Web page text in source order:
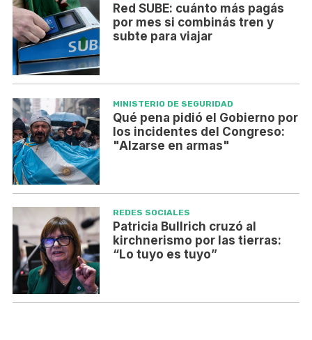
Red SUBE: cuánto más pagás
por mes si combinás tren y
subte para viajar
MINISTERIO DE SEGURIDAD
Qué pena pidió el Gobierno por
los incidentes del Congreso:
"Alzarse en armas"
REDES SOCIALES
Patricia Bullrich cruzó al
kirchnerismo por las tierras:
“Lo tuyo es tuyo”